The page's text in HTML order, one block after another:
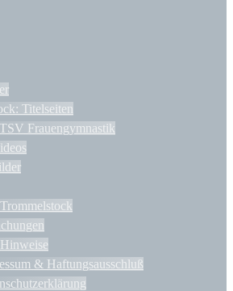
Titelseiten
Frauengymnastik
& Haftungsausschluß